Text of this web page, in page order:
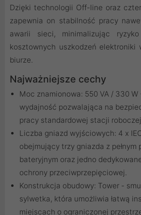
Dzięki technologii Off-line oraz
zapewnia on stabilność pracy
awarii sieci, minimalizując
kosztownych uszkodzeń elektroniki
biurze.
Najważniejsze cechy
Moc znamionowa: 550 VA / 330
wydajność pozwalająca na
pracy standardowej stacji
Liczba gniazd wyjściowych: 4 x
obejmujący trzy gniazda z pełnym
bateryjnym oraz jedno
ochrony przeciwprzepięciowej.
Konstrukcja obudowy: Tower -
sylwetka, która umożliwia łatwą
miejscach o ograniczonej